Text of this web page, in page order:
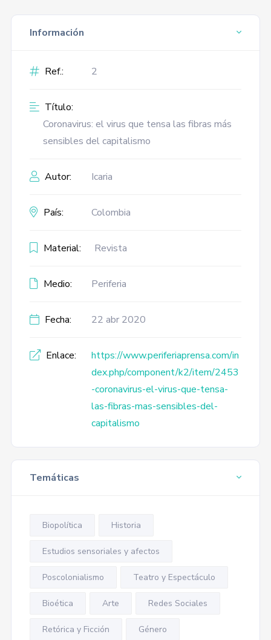
Información
Ref.: 2
Título:
Coronavirus: el virus que tensa las fibras más
sensibles del capitalismo
Autor: Icaria
País: Colombia
Material: Revista
Medio: Periferia
Fecha: 22 abr 2020
Enlace:
https://www.periferiaprensa.com/in
dex.php/component/k2/item/2453
-coronavirus-el-virus-que-tensa-
las-fibras-mas-sensibles-del-
capitalismo
Temáticas
Biopolítica Historia
Estudios sensoriales y afectos
Poscolonialismo Teatro y Espectáculo
Bioética Arte Redes Sociales
Retórica y Ficción Género